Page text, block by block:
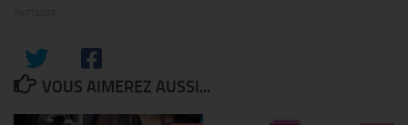
VOUS AIMEREZ AUSSI...